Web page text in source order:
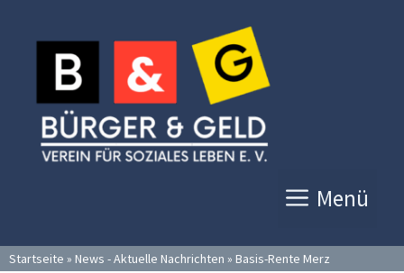
Inhalt
springen
Menü
Startseite » News - Aktuelle Nachrichten » Basis-Rente Merz